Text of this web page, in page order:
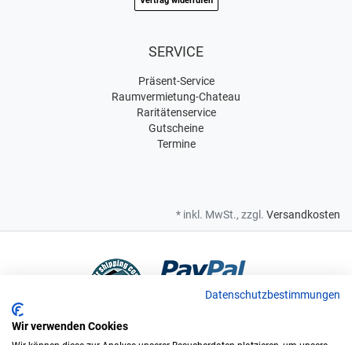
SERVICE
Präsent-Service
Raumvermietung-Chateau
Raritätenservice
Gutscheine
Termine
* inkl. MwSt., zzgl. Versandkosten
Bei uns sind Sie in sicheren Händen
Datenschutzbestimmungen
Wir verwenden Cookies